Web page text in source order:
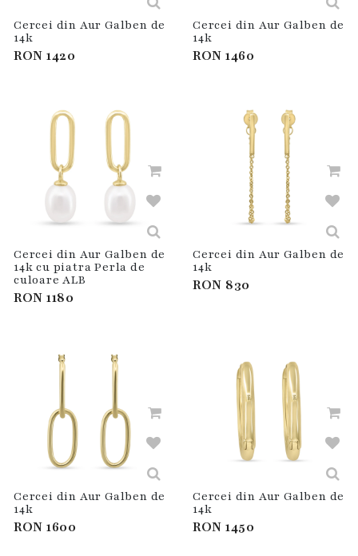
Cercei din Aur Galben de
14k
RON1420
Cercei din Aur Galben de
14k
RON1460
Cercei din Aur Galben de
14k cu piatra Perla de
culoare ALB
RON1180
Cercei din Aur Galben de
14k
RON 830
Cercei din Aur Galben de
14k
RON1600
Cercei din Aur Galben de
14k
RON1450